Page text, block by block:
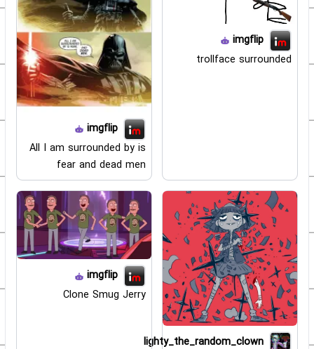
imgflip
trollface surrounded
imgflip
All I am surrounded by is
fear and dead men
lighty_the_random_clown
imgflip
Clone Smug Jerry